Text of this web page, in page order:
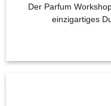
Der Parfum
einzigartiges